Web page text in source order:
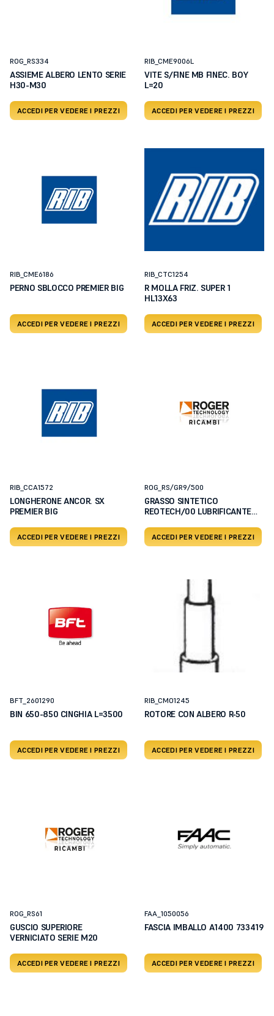
ROG_RS334
ASSIEME ALBERO LENTO SERIE
H30-M30
ACCEDI PER VEDERE I PREZZI
RIB_CME9006L
VITE S/FINE MB FINEC. BOY
L=20
ACCEDI PER VEDERE I PREZZI
RIB_CME6186
PERNO SBLOCCO PREMIER BIG
ACCEDI PER VEDERE I PREZZI
RIB_CTC1254
R MOLLA FRIZ. SUPER 1
HL13X63
ACCEDI PER VEDERE I PREZZI
RIB_CCA1572
LONGHERONE ANCOR. SX
PREMIER BIG
ACCEDI PER VEDERE I PREZZI
ROG_RS/GR9/500
GRASSO SINTETICO
REOTECH/00 LUBRIFICANTE
ACCEDI PER VEDERE I PREZZI
BFT_2601290
BIN 650-850 CINGHIA L=3500
ACCEDI PER VEDERE I PREZZI
RIB_CMO1245
ROTORE CON ALBERO R-50
ACCEDI PER VEDERE I PREZZI
ROG_RS61
GUSCIO SUPERIORE
VERNICIATO SERIE M20
ACCEDI PER VEDERE I PREZZI
FAA_1050056
FASCIA IMBALLO A1400 733419
ACCEDI PER VEDERE I PREZZI